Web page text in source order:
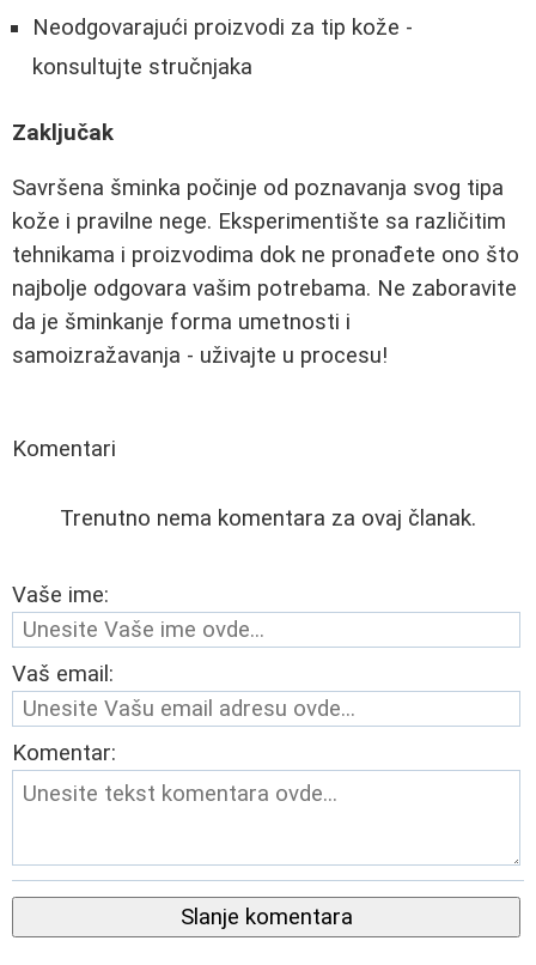
Neodgovarajući proizvodi za tip kože -
konsultujte stručnjaka
Zaključak
Savršena šminka počinje od poznavanja svog tipa
kože i pravilne nege. Eksperimentište sa različitim
tehnikama i proizvodima dok ne pronađete ono što
najbolje odgovara vašim potrebama. Ne zaboravite
da je šminkanje forma umetnosti i
samoizražavanja - uživajte u procesu!
Komentari
Trenutno nema komentara za ovaj članak.
Vaše ime:
Vaš email:
Komentar:
Slanje komentara